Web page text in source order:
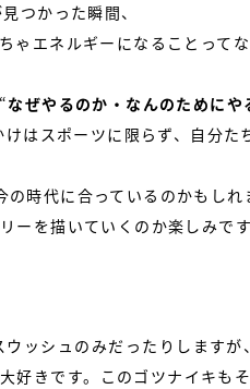
見つかった瞬間、
ゃエネルギーになることって
なぜやるのか・なんのためにや
はスポーツに限らず、自分た
の時代に合っているのかもしれ
ーを描いていくのか楽しみです
ッシュのみだったりします
好きです。このゴツナイキも